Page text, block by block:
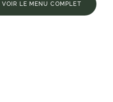
VOIR LE MENU COMPLET